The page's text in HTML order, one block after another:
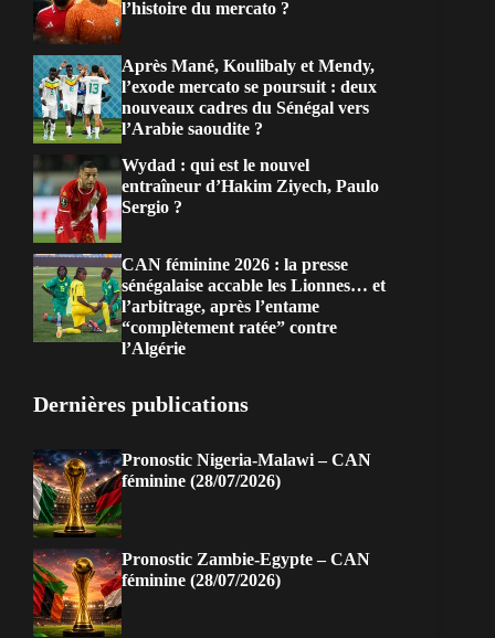
l’histoire du mercato ?
Après Mané, Koulibaly et Mendy,
l’exode mercato se poursuit : deux
nouveaux cadres du Sénégal vers
l’Arabie saoudite ?
Wydad : qui est le nouvel
entraîneur d’Hakim Ziyech, Paulo
Sergio ?
CAN féminine 2026 : la presse
sénégalaise accable les Lionnes… et
l’arbitrage, après l’entame
“complètement ratée” contre
l’Algérie
Dernières publications
Pronostic Nigeria-Malawi – CAN
féminine (28/07/2026)
Pronostic Zambie-Egypte – CAN
féminine (28/07/2026)